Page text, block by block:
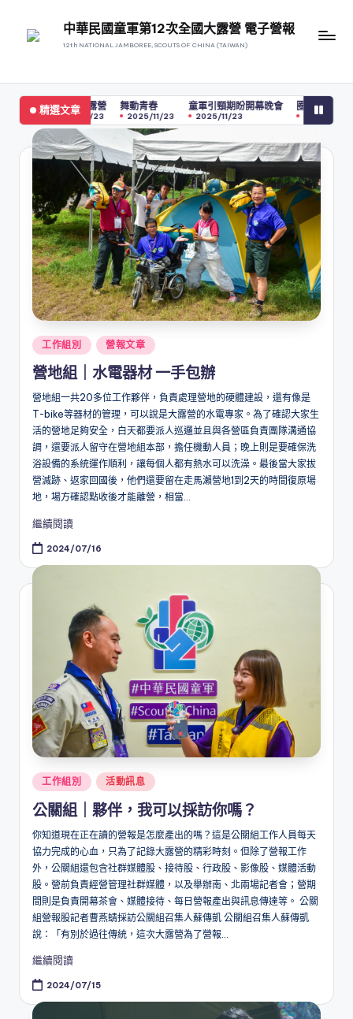
中華民國童軍第12次全國大露營 電子營報
12th NATIONAL JAMBOREE, SCOUTS OF CHINA (TAIWAN)
精選文章
童軍引頸期盼開幕晚會
2025/11/23
圈圈圓圓圈圈
2025/11/23
隨「侯」、「消」、「司」的臺南古城
2025/11/23
Posted
in
工作組別 營報文章
營地組｜水電器材 一手包辦
營地組一共20多位工作夥伴，負責處理營地的硬體建設，還有像是
T-bike等器材的管理，可以說是大露營的水電專家。為了確認大家生
活的營地足夠安全，白天都要派人巡邏並且與各營區負責團隊溝通協
調，還要派人留守在營地組本部，擔任機動人員；晚上則是要確保洗
浴設備的系統運作順利，讓每個人都有熱水可以洗澡。最後當大家拔
營滅跡、返家回國後，他們還要留在走馬瀨營地1到2天的時間復原場
地，場方確認點收後才能離營，相當...
繼續閱讀
2024/07/16
Posted
工作組別 活動訊息
公關組｜夥伴，我可以採訪你嗎？
你知道現在正在讀的營報是怎麼產出的嗎？這是公關組工作人員每天
協力完成的心血，只為了記錄大露營的精彩時刻。但除了營報工作
外，公關組還包含社群媒體股、接待股、行政股、影像股、媒體活動
股。營前負責經營管理社群媒體，以及舉辦南、北兩場記者會；營期
間則是負責開幕茶會、媒體接待、每日營報產出與訊息傳達等。 公關
組營報股記者曹燕蜻採訪公關組召集人蘇傳凱 公關組召集人蘇傳凱
說：「有別於過往傳統，這次大露營為了營報...
繼續閱讀
2024/07/15